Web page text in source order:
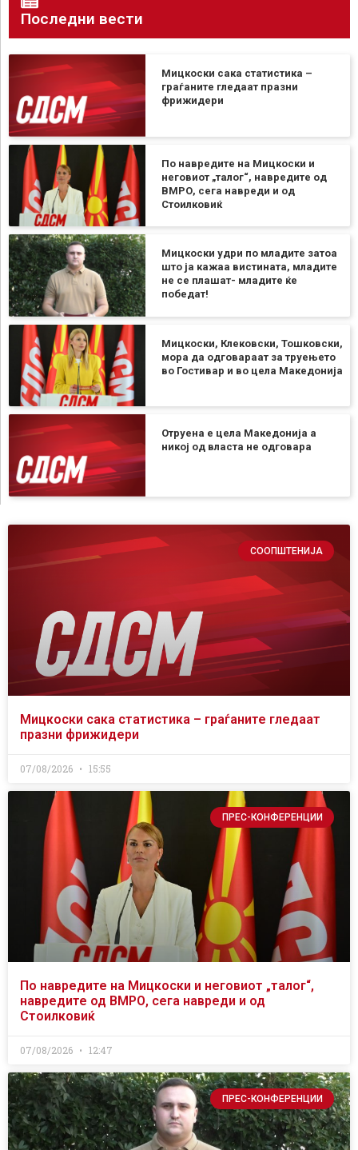
Последни вести
Мицкоски сака статистика –
граѓаните гледаат празни
фрижидери
По навредите на Мицкоски и
неговиот „талог“, навредите од
ВМРО, сега навреди и од
Стоилковиќ
Мицкоски удри по младите затоа
што ја кажаа вистината, младите
не се плашат- младите ќе
победат!
Мицкоски, Клековски, Тошковски,
мора да одговараат за труењето
во Гостивар и во цела Македонија
Отруена е цела Македонија а
никој од власта не одговара
СООПШТЕНИЈА
Мицкоски сака статистика – граѓаните гледаат
празни фрижидери
07/08/2026 15:55
ПРЕС-КОНФЕРЕНЦИИ
По навредите на Мицкоски и неговиот „талог“,
навредите од ВМРО, сега навреди и од
Стоилковиќ
07/08/2026 12:47
ПРЕС-КОНФЕРЕНЦИИ